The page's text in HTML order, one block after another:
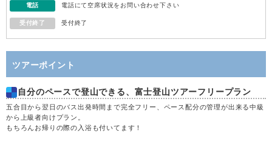
日 16
月 17
火 18
水 19
電話 電話にて空席状況をお問い合わせ下さい
受付終了 受付終了
ツアーポイント
自分のペースで登山できる、富士登山ツアーフリープラン
五合目から翌日のバス出発時間まで完全フリー、ペース配分の管理が出来る中級
から上級者向けプラン。
もちろんお帰りの際の入浴も付いてます！